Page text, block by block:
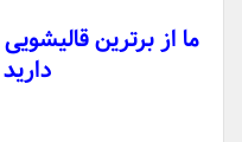
ما از برترین